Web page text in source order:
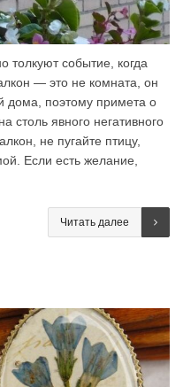
толкуют событие, когда
— это не комната, он
дома, поэтому примета о
столь явного негативного
не пугайте птицу,
Если есть желание,
Читать далее